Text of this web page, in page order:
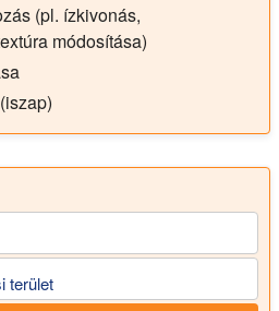
(pl. ízkivonás,
módosítása)
terület